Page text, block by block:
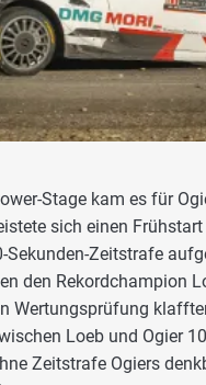
Stage kam es für
sich einen
Sekunden-Zeitstrafe
den Rekordchampion
Wertungsprüfung
Loeb und Ogier
Zeitstrafe Ogiers